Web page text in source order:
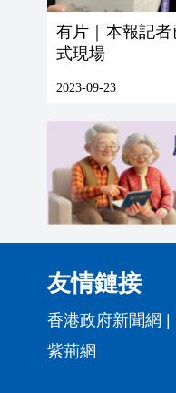
有片｜本報記
式現場
2023-09-23
友情鏈接
香港政府新聞網 |
紫荊網